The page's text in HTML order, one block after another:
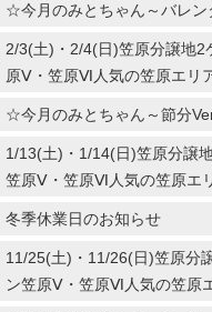
☆今月のみとちゃん～バレ
2/3(土)・2/4(日)笠原分譲地2
原Ⅴ・笠原Ⅵ人気の笠原エリ
☆今月のみとちゃん～節分
1/13(土)・1/14(日)笠原分譲
笠原Ⅴ・笠原Ⅵ人気の笠原エ
冬季休業日のお知らせ
11/25(土)・11/26(日)笠原分
ン笠原Ⅴ・笠原Ⅵ人気の笠原